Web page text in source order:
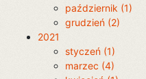
październik (1)
grudzień (2)
2021
styczeń (1)
marzec (4)